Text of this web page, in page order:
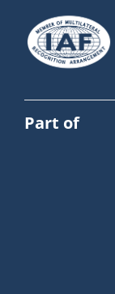
Part of